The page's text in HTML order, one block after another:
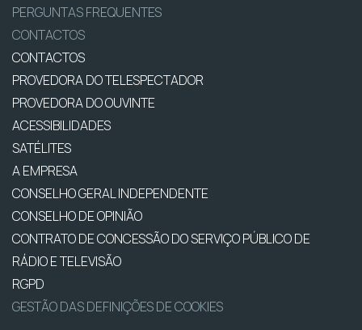
PERGUNTAS FREQUENTES
CONTACTOS
CONTACTOS
PROVEDORA DO TELESPECTADOR
PROVEDORA DO OUVINTE
ACESSIBILIDADES
SATÉLITES
A EMPRESA
CONSELHO GERAL INDEPENDENTE
CONSELHO DE OPINIÃO
CONTRATO DE CONCESSÃO DO SERVIÇO PÚBLICO DE
RÁDIO E TELEVISÃO
RGPD
GESTÃO DAS DEFINIÇÕES DE COOKIES